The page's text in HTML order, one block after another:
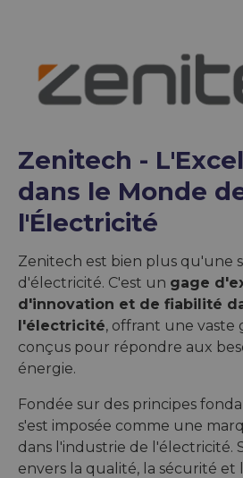
Zenitech -
dans le Monde
l'Électricité
Zenitech est bien plus qu'une
d'électricité. C'est un gage
d'innovation et de fiabilité
l'électricité, offrant une vaste
conçus pour répondre aux
énergie.
Fondée sur des principes
s'est imposée comme une
dans l'industrie de l'électricité.
envers la qualité, la sécurité et